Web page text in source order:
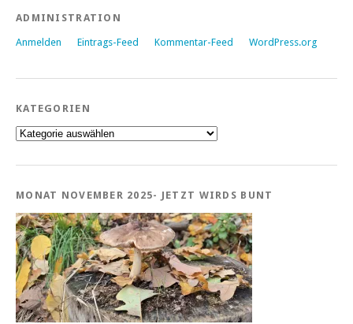
ADMINISTRATION
Anmelden Eintrags-Feed Kommentar-Feed WordPress.org
KATEGORIEN
Kategorien
MONAT NOVEMBER 2025- JETZT WIRDS BUNT